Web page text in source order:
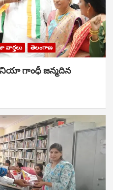
వార్తలు తెలంగాణ
గాంధీ జ‌న్మ‌దిన